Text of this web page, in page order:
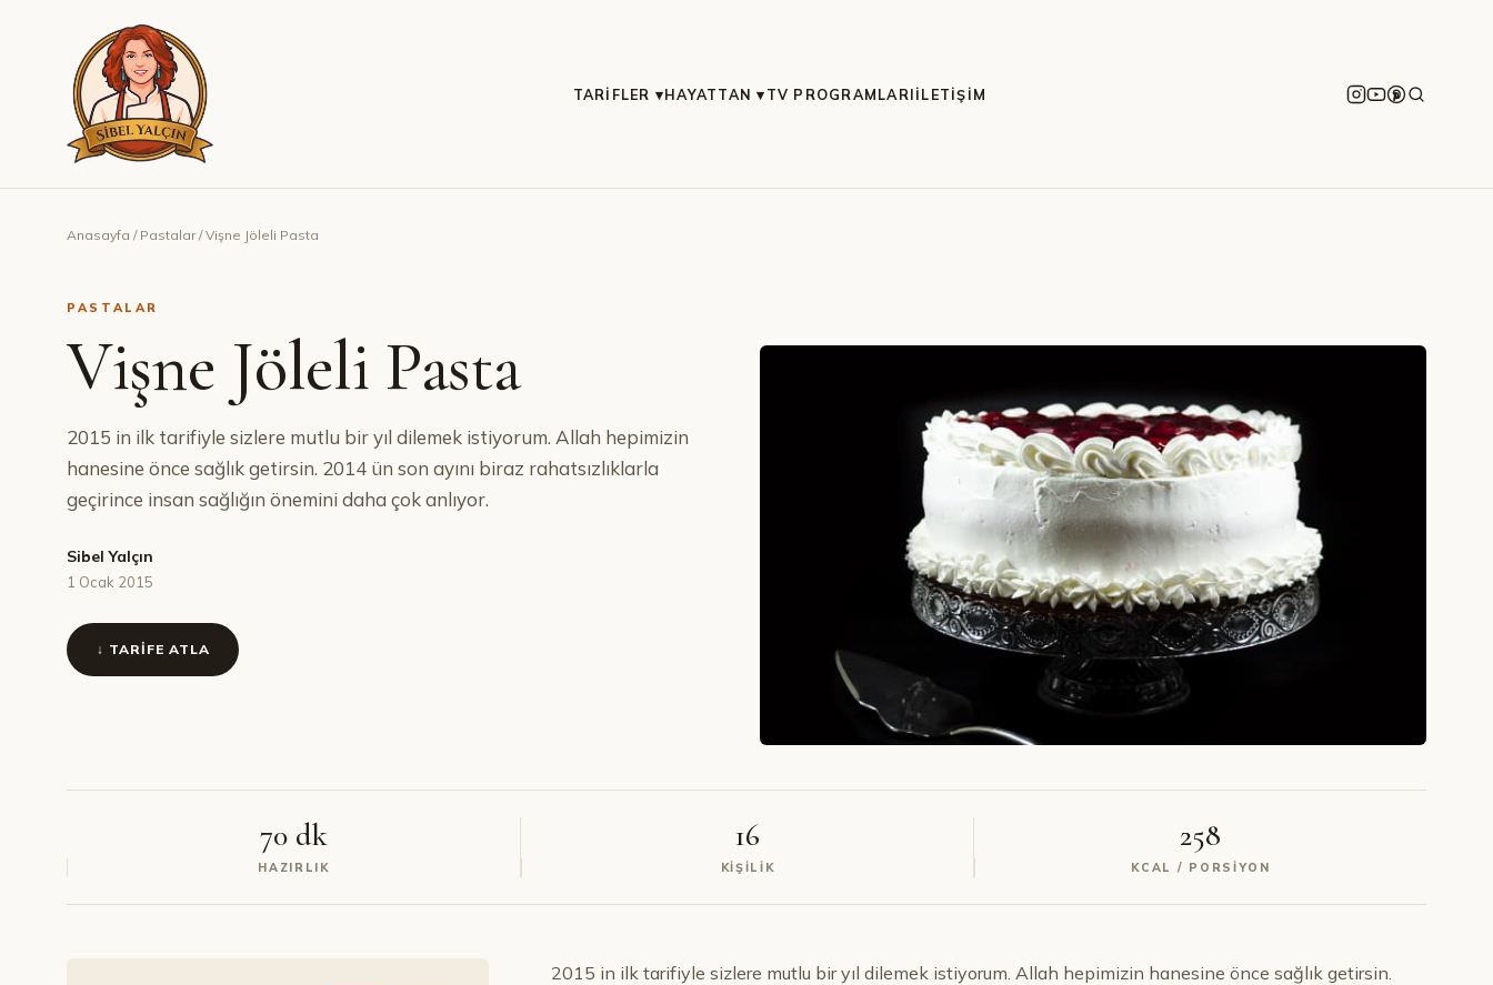
TARIFLER ▾HAYATTAN ▾TV PROGRAMLARIİLETIŞIM
Anasayfa / Pastalar/Vişne Jöleli Pasta
PASTALAR
Vişne Jöleli Pasta
2015 in ilk tarifiyle sizlere mutlu bir yıl dilemek istiyorum. Allah hepimizin
hanesine önce sağlık getirsin. 2014 ün son ayını biraz rahatsızlıklarla
geçirince insan sağlığın önemini daha çok anlıyor.
Sibel Yalçın
1 Ocak 2015
↓ TARIFE ATLA
70 dk
HAZIRLIK
16
KIŞILIK
258
KCAL / PORSIYON
2015 in ilk tarifiyle sizlere mutlu bir yıl dilemek istiyorum. Allah hepimizin hanesine önce sağlık getirsin.